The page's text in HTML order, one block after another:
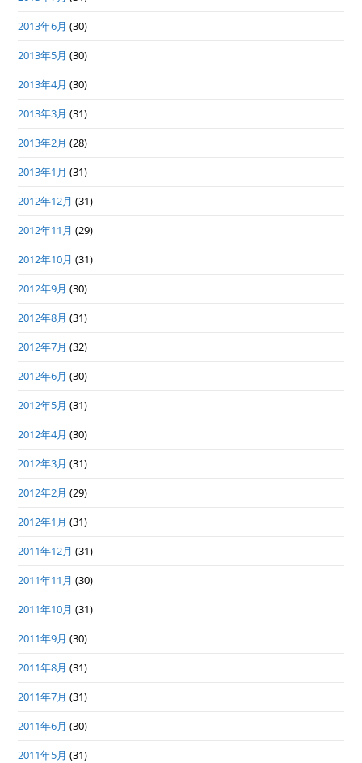
2013年6月 (30)
2013年5月 (30)
2013年4月 (30)
2013年3月 (31)
2013年2月 (28)
2013年1月 (31)
2012年12月 (31)
2012年11月 (29)
2012年10月 (31)
2012年9月 (30)
2012年8月 (31)
2012年7月 (32)
2012年6月 (30)
2012年5月 (31)
2012年4月 (30)
2012年3月 (31)
2012年2月 (29)
2012年1月 (31)
2011年12月 (31)
2011年11月 (30)
2011年10月 (31)
2011年9月 (30)
2011年8月 (31)
2011年7月 (31)
2011年6月 (30)
2011年5月 (31)